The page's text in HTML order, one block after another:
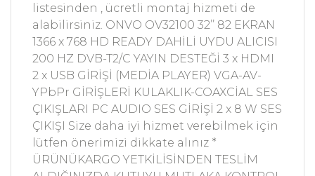
listesinden , ücretli montaj hizmeti de
alabilirsiniz. ONVO OV32100 32’’ 82 EKRAN
1366 x 768 HD READY DAHİLİ UYDU ALICISI
200 HZ DVB-T2/C YAYIN DESTEĞİ 3 x HDMI
2 x USB GİRİŞİ (MEDİA PLAYER) VGA-AV-
YPbPr GİRİŞLERİ KULAKLIK-COAXCİAL SES
ÇIKIŞLARI PC AUDIO SES GİRİŞİ 2 x 8 W SES
ÇIKIŞI Size daha iyi hizmet verebilmek için
lütfen önerimizi dikkate alınız *
ÜRÜNÜKARGO YETKİLİSİNDEN TESLİM